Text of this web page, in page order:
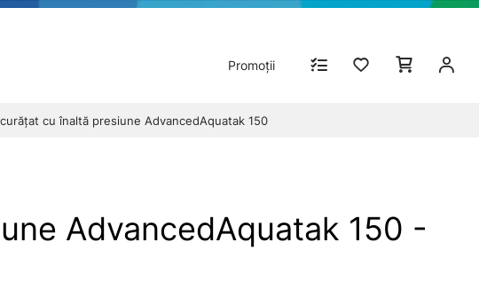
Promoții
cu înaltă presiune AdvancedAquatak 150
AdvancedAquatak 150 -